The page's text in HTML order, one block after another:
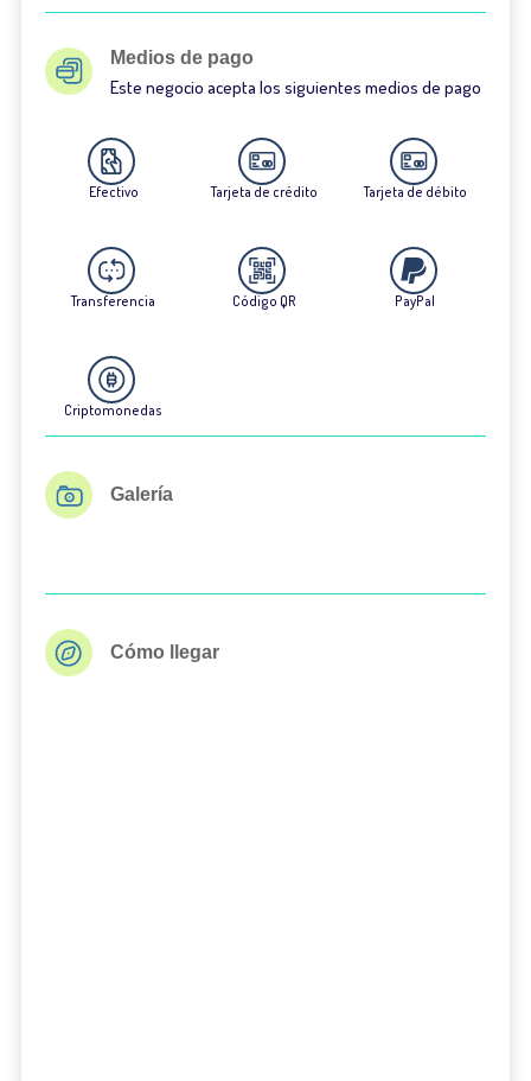
Medios de pago
Este negocio acepta los siguientes medios de pago
Efectivo Tarjeta de crédito Tarjeta de débito
Transferencia Código QR PayPal
Criptomonedas
Galería
Cómo llegar